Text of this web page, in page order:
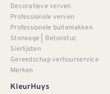
Decoratieve verven
Professionele verven
Professionele buitenlakken
Stoneage | Betonstuc
Sierlijsten
Gereedschap verhuurservice
Merken
KleurHuys